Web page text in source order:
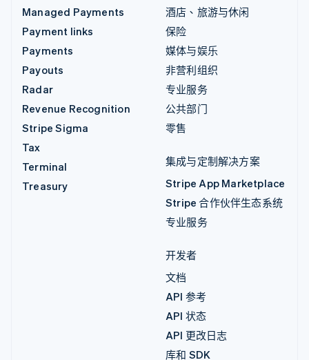
Managed Payments
Payment links
Payments
Payouts
Radar
Revenue Recognition
Stripe Sigma
Tax
Terminal
Treasury
酒店、旅游与休闲
保险
媒体与娱乐
非营利组织
专业服务
公共部门
零售
集成与定制解决方案
Stripe App Marketplace
Stripe 合作伙伴生态系统
专业服务
开发者
文档
API 参考
API 状态
API 更改日志
库和 SDK